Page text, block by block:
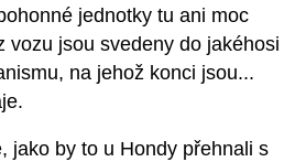
jednotky tu ani moc
vozu jsou svedeny do jakéhosi
na jehož konci jsou...
jako by to u Hondy přehnali s